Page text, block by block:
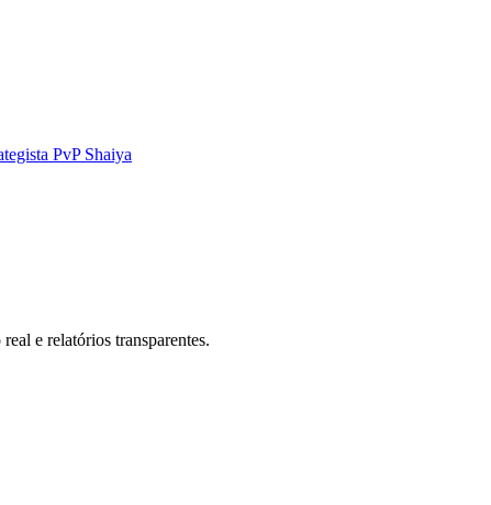
PvP Shaiya
e relatórios transparentes.